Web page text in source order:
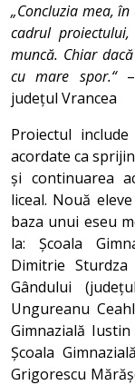
„Concluzia mea,
cadrul
muncă. Chiar
cu mare spor.“–
județul Vrancea
Proiectul
acordate ca
și continuarea
liceal. Nouă
baza unui eseu
la: Școala
Dimitrie Sturdza
Gândului
Ungureanu
Gimnazială
Școala
Grigorescu